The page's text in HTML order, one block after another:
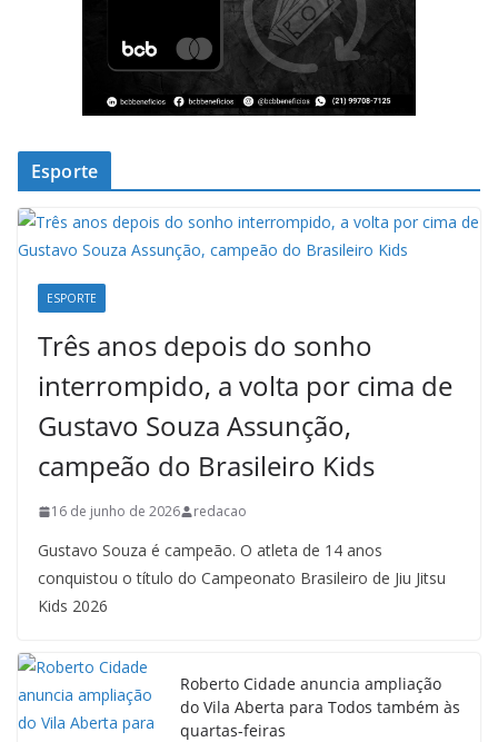
Esporte
ESPORTE
Três anos depois do sonho
interrompido, a volta por cima de
Gustavo Souza Assunção,
campeão do Brasileiro Kids
16 de junho de 2026 redacao
Gustavo Souza é campeão. O atleta de 14 anos
conquistou o título do Campeonato Brasileiro de Jiu Jitsu
Kids 2026
Roberto Cidade anuncia ampliação
do Vila Aberta para Todos também às
quartas-feiras